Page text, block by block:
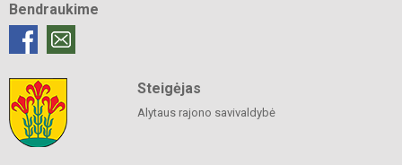
Bendraukime
Steigėjas
Alytaus rajono savivaldybė